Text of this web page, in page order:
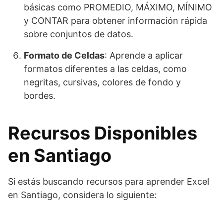
básicas como PROMEDIO, MÁXIMO, MÍNIMO
y CONTAR para obtener información rápida
sobre conjuntos de datos.
Formato de Celdas: Aprende a aplicar
formatos diferentes a las celdas, como
negritas, cursivas, colores de fondo y
bordes.
Recursos Disponibles
en Santiago
Si estás buscando recursos para aprender Excel
en Santiago, considera lo siguiente: